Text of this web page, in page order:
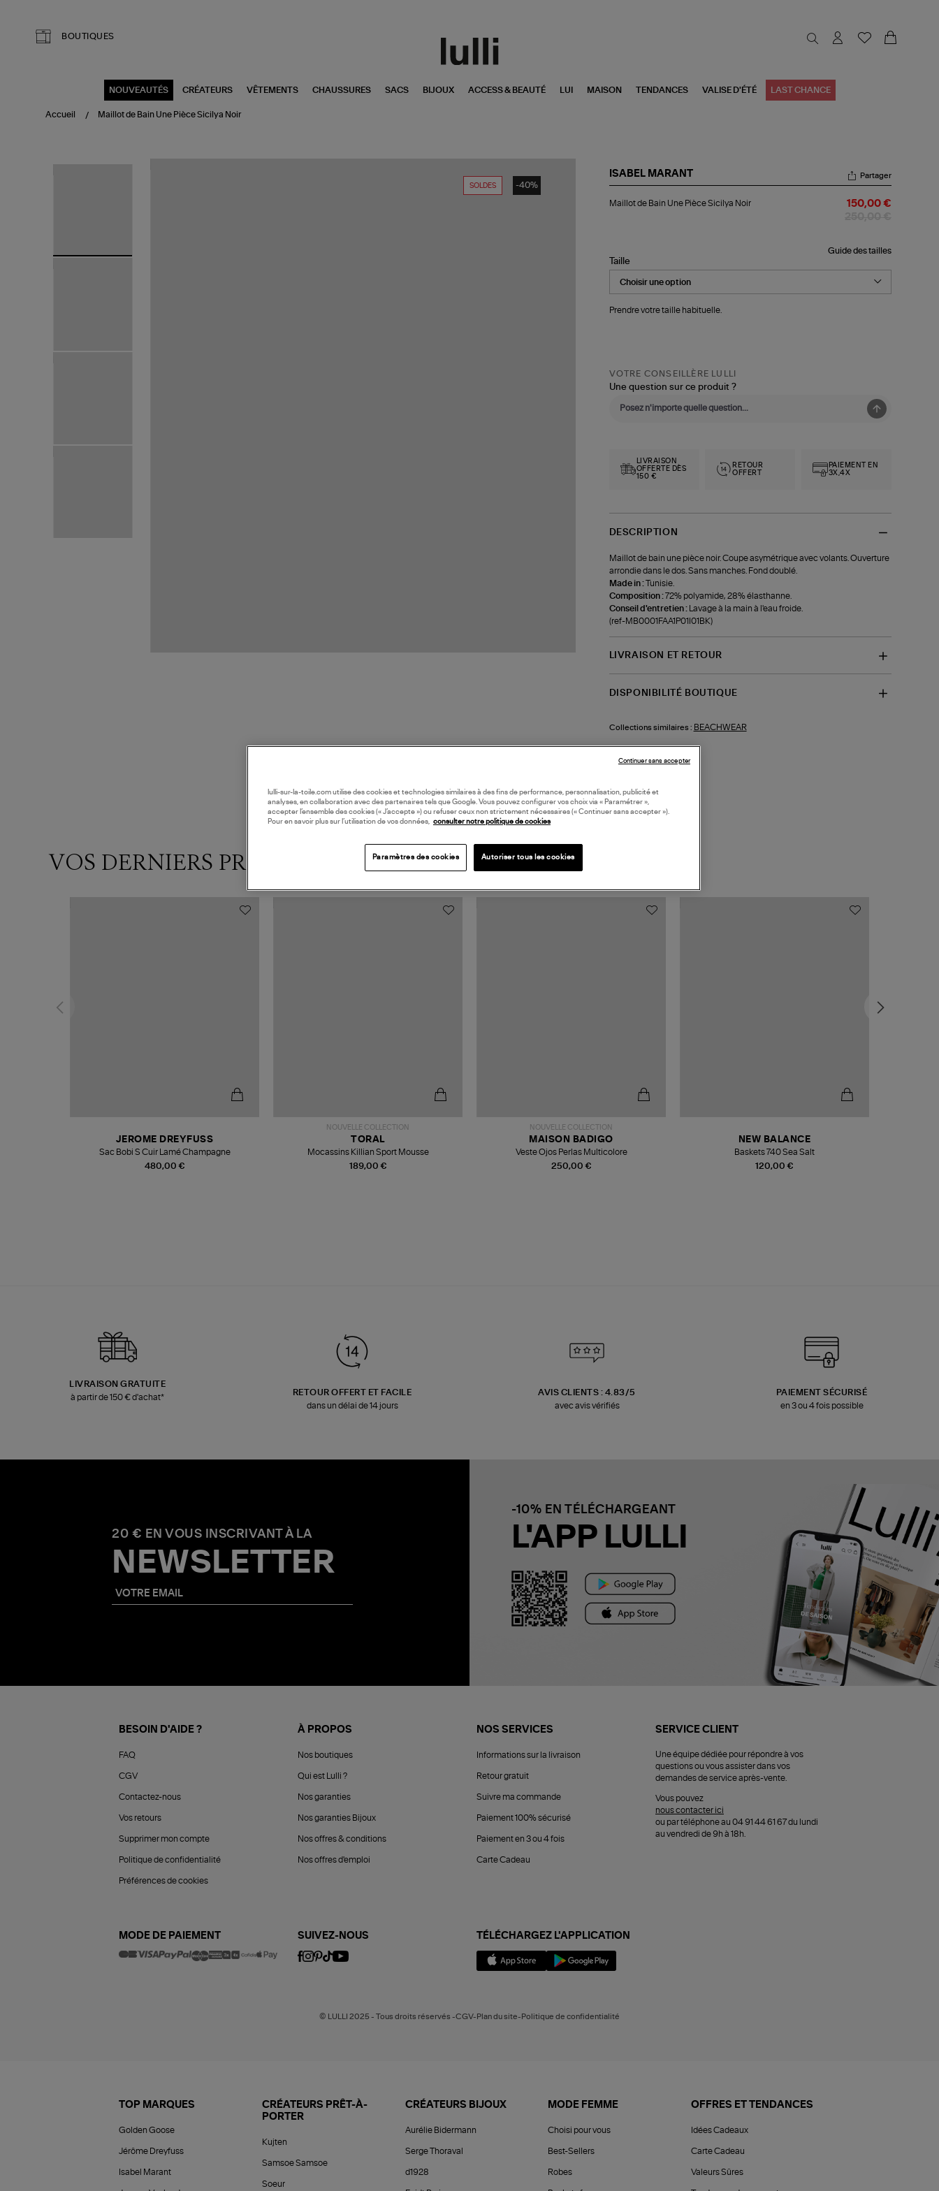
BOUTIQUES
NOUVEAUTÉS CRÉATEURS VÊTEMENTS CHAUSSURES SACS BIJOUX ACCESS & BEAUTÉ LUI MAISON TENDANCES VALISE D'ÉTÉ LAST CHANCE
Accueil Maillot de Bain Une Pièce Sicilya Noir
SOLDES -40%
ISABEL MARANT
de
Noir
Partager
Maillot de Bain Une Pièce Sicilya Noir 150,00 €
Guide des tailles
Taille
Prendre votre taille habituelle.
VOTRE CONSEILLÈRE LULLI
Une question sur ce produit ?
LIVRAISON
OFFERTE DÈS
150 €
RETOUR
OFFERT
PAIEMENT EN
3X,4X
DESCRIPTION
Maillot de bain une pièce noir. Coupe asymétrique avec volants. Ouverture
arrondie dans le dos. Sans manches. Fond doublé.
Made in :Tunisie.
Composition :72% polyamide, 28% élasthanne.
Conseil d'entretien :
Lavage à la main à l'eau froide.
(ref-MB0001FAA1P01I01BK)
LIVRAISON ET RETOUR
DISPONIBILITÉ BOUTIQUE
Collections similaires : BEACHWEAR
VOS DERNIERS PRODUITS VUS
480,00 €
JEROME DREYFUSS
Sac Bobi S Cuir Lamé Champagne
NOUVELLE COLLECTION
189,00 €
TORAL
Mocassins Killian Sport Mousse
NOUVELLE COLLECTION
250,00 €
MAISON BADIGO
Veste Ojos Perlas Multicolore
120,00 €
NEW BALANCE
Baskets 740 Sea Salt
LIVRAISON GRATUITE
à partir de 150 € d'achat*
RETOUR OFFERT ET FACILE
dans un délai de 14 jours
AVIS CLIENTS : 4.83/5
avec avis vérifiés
PAIEMENT SÉCURISÉ
en 3 ou 4 fois possible
20 € EN VOUS INSCRIVANT À LA
NEWSLETTER
-10% EN TÉLÉCHARGEANT
L'APP LULLI
BESOIN D'AIDE ?
FAQ
CGV
Contactez-nous
Vos retours
Supprimer mon compte
Politique de confidentialité
Préférences de cookies
À PROPOS
Nos boutiques
Qui est Lulli ?
Nos garanties
Nos garanties Bijoux
Nos offres & conditions
Nos offres d'emploi
NOS SERVICES
Informations sur la livraison
Retour gratuit
Suivre ma commande
Paiement 100% sécurisé
Paiement en 3 ou 4 fois
Carte Cadeau
SERVICE CLIENT
Une équipe dédiée pour répondre à vos
questions ou vous assister dans vos
demandes de service après-vente.
Vous pouvez
nous contacter ici
ou par téléphone au 04 91 44 61 67 du lundi
au vendredi de 9h à 18h.
MODE DE PAIEMENT SUIVEZ-NOUS TÉLÉCHARGEZ L'APPLICATION
© LULLI 2025 - Tous droits réservés -CGV-Plan du site-Politique de confidentialité
TOP MARQUES
Golden Goose
Jérôme Dreyfuss
Isabel Marant
CRÉATEURS PRÊT-À-
PORTER
Kujten
Samsoe Samsoe
Soeur
CRÉATEURS BIJOUX
Aurélie Bidermann
Serge Thoraval
d1928
MODE FEMME
Choisi pour vous
Best-Sellers
Robes
OFFRES ET TENDANCES
Idées Cadeaux
Carte Cadeau
Valeurs Sûres
lulli-sur-la-toile.com utilise des cookies et technologies similaires à des fins de performance, personnalisation, publicité et
analyses, en collaboration avec des partenaires tels que Google. Vous pouvez configurer vos choix via « Paramétrer »,
accepter l’ensemble des cookies (« J’accepte ») ou refuser ceux non strictement nécessaires (« Continuer sans accepter »).
Pour en savoir plus sur l’utilisation de vos données,
consulter notre politique de cookies
Paramètres des cookies Autoriser tous les cookies
Continuer sans accepter